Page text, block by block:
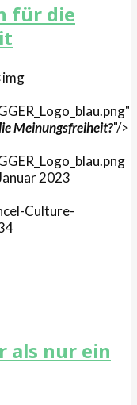
für die
Meinungsfreiheit?"/>
2023
Culture-
als nur ein